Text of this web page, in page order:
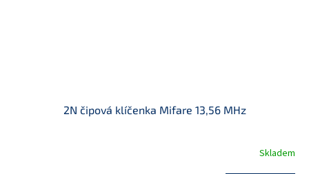
2N čipová klíčenka Mifare 13,56 MHz
Skladem